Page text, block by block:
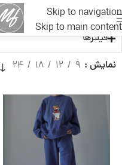
Skip to navigation
Skip to main content
فیلترها
نمایش
9
12
18
24